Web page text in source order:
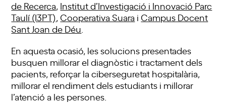
de Recerca Institut d’Investigació i Innovació Parc
Taulí (I3PT) ,Cooperativa Suara iCampus Docent
Sant Joan de Déu
En aquesta ocasió, les solucions presentades
busquen millorar el diagnòstic i tractament dels
pacients, reforçar la ciberseguretat hospitalària,
millorar el rendiment dels estudiants i millorar
l’atenció a les persones.